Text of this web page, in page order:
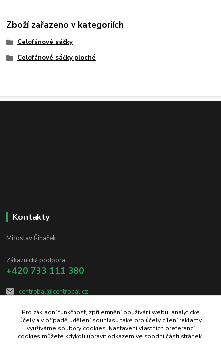
Zboží zařazeno v kategoriích
Celofánové sáčky
Celofánové sáčky ploché
Kontakty
Miroslav Řiháček
Zákaznická podpora
+420 733 111 380
centrobal@centrobal.cz
Pro základní funkčnost, zpříjemnění používání webu, analytické
účely a v případě udělení souhlasu také pro účely cílení reklamy
využíváme soubory cookies. Nastavení vlastních preferencí
cookies můžete kdykoli upravit odkazem ve spodní části stránek.